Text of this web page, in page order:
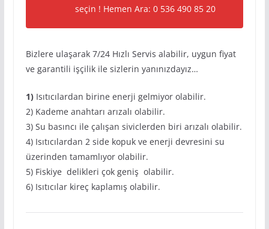
seçin ! Hemen Ara: 0 536 490 85 20
Bizlere ulaşarak 7/24 Hızlı Servis alabilir, uygun fiyat
ve garantili işçilik ile sizlerin yanınızdayız…
1)Isıtıcılardan birine enerji gelmiyor olabilir.
2) Kademe anahtarı arızalı olabilir.
3) Su basıncı ile çalışan siviclerden biri arızalı olabilir.
4) Isıtıcılardan 2 side kopuk ve enerji devresini su
üzerinden tamamlıyor olabilir.
5) Fiskiye delikleri çok geniş olabilir.
6) Isıtıcılar kireç kaplamış olabilir.